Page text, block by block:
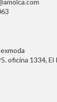
oficina 1334,